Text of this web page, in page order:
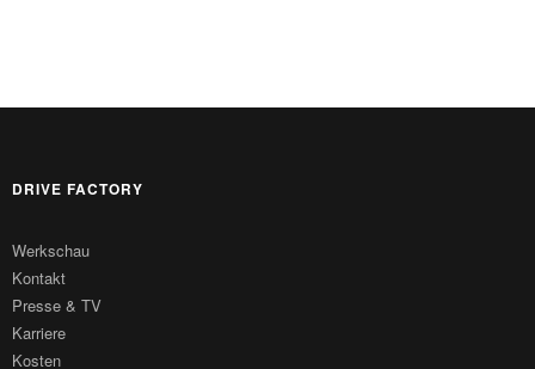
DRIVE FACTORY
Werkschau
Kontakt
Presse & TV
Karriere
Kosten